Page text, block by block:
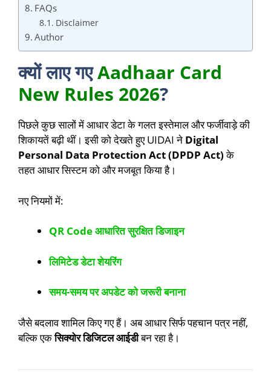
FAQs
Disclaimer
Author
क्यों लाए गएAadhaar Card
New Rules 2026?
पिछले कुछ सालों में आधार डेटा के गलत इस्तेमाल और फर्जीवाड़े की
शिकायतें बढ़ी थीं। इसी को देखते हुए UIDAI ने Digital
Personal Data Protection Act (DPDP Act)के
तहत आधार सिस्टम को और मजबूत किया है।
नए नियमों में:
QR Code आधारित सुरक्षित डिजाइन
लिमिटेड डेटा शेयरिंग
समय-समय पर अपडेट को जरूरी बनाना
जैसे बदलाव शामिल किए गए हैं। अब आधार सिर्फ पहचान पत्र नहीं,
बल्कि एकसिक्योर डिजिटल आईडीबन रहा है।